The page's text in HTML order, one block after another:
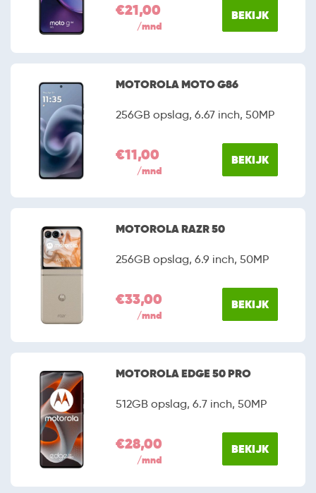
€21,00
/mnd
BEKIJK
MOTOROLA MOTO G86
256GB opslag, 6.67 inch, 50MP
€11,00
/mnd
BEKIJK
MOTOROLA RAZR 50
256GB opslag, 6.9 inch, 50MP
€33,00
/mnd
BEKIJK
MOTOROLA EDGE 50 PRO
512GB opslag, 6.7 inch, 50MP
€28,00
/mnd
BEKIJK